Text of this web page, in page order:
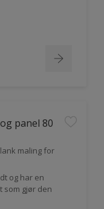
panel 80
maling for
og har en
som gjør den